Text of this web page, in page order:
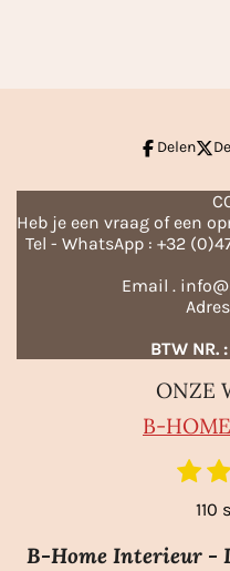
Delen
Heb je een vraag of een
Tel - WhatsApp : +32
Email .
BTW NR.
ONZE
B-HO
1
e
2
s
t
e
110
B-Home Interieur -